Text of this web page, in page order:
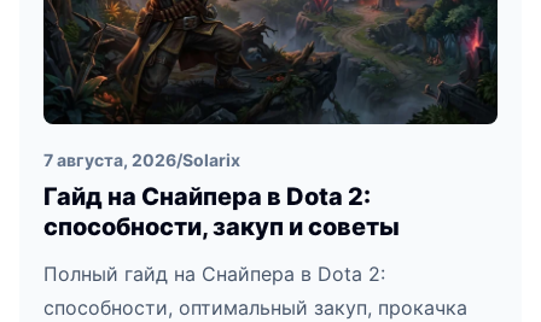
7 августа, 2026/Solarix
Гайд на Снайпера в Dota 2:
способности, закуп и советы
Полный гайд на Снайпера в Dota 2:
способности, оптимальный закуп, прокачка